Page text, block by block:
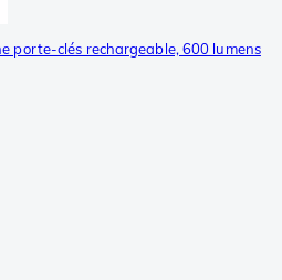
porte-clés rechargeable, 600 lumens